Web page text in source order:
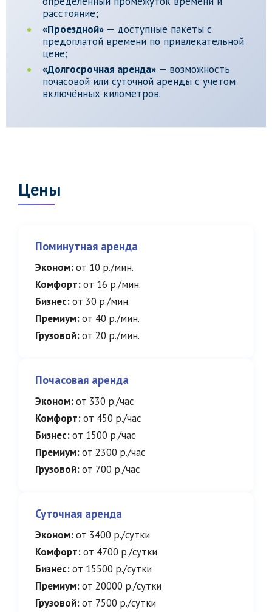
расстояние;
«Проездной» — доступные пакеты с
предоплатой времени по привлекательной
цене;
«Долгосрочная аренда» — возможность
почасовой или суточной аренды с учётом
включённых километров.
Цены
Поминутная аренда
Эконом:от 10 р./мин.
Комфорт:от 16 р./мин.
Бизнес:от 30 р./мин.
Премиум:от 40 р./мин.
Грузовой:от 20 р./мин.
Почасовая аренда
Эконом:от 330 р./час
Комфорт:от 450 р./час
Бизнес:от 1500 р./час
Премиум:от 2300 р./час
Грузовой:от 700 р./час
Суточная аренда
Эконом:от 3400 р./сутки
Комфорт:от 4700 р./сутки
Бизнес:от 15500 р./сутки
Премиум:от 20000 р./сутки
Грузовой:от 7500 р./сутки